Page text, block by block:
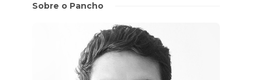
Sobre o Pancho